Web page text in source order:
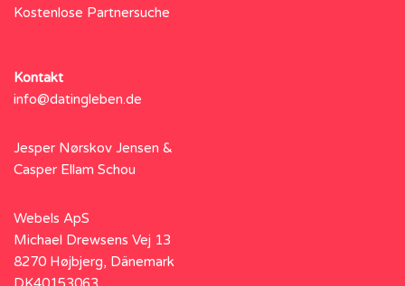
Kostenlose Partnersuche
Kontakt
info@datingleben.de
Jesper Nørskov Jensen &
Casper Ellam Schou
Webels ApS
Michael Drewsens Vej 13
8270 Højbjerg, Dänemark